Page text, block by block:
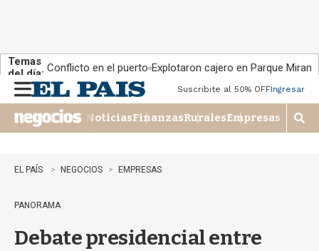
Temas
del día: Conflicto en el puerto Explotaron cajero en Parque
n
u
Suscribite al 50% OFFIngresar
NoticiasFinanzasRuralesEmpresas
M
o
EL PAÍS NEGOCIOS EMPRESAS
PANORAMA
Debate presidencial entre